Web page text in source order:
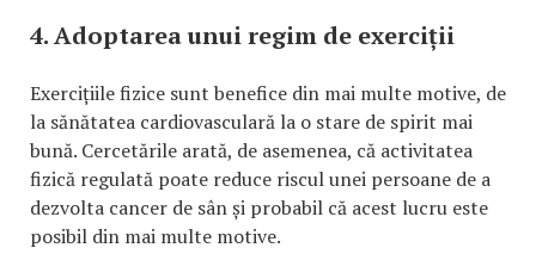
4. Adoptarea unui regim de exerciții
Exercițiile fizice sunt benefice din mai multe motive, de
la sănătatea cardiovasculară la o stare de spirit mai
bună. Cercetările arată, de asemenea, că activitatea
fizică regulată poate reduce riscul unei persoane de a
dezvolta cancer de sân și probabil că acest lucru este
posibil din mai multe motive.